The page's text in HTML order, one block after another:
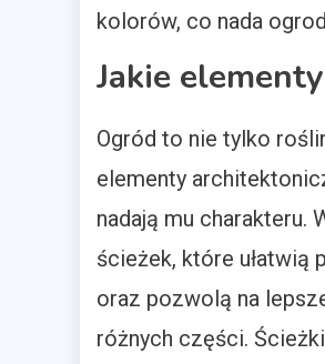
kolorów, co nada
Jakie
Ogród to nie tylko
elementy
nadają mu charakteru.
ścieżek, które ułatwią
oraz pozwolą na
różnych części.